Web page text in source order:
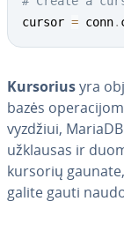
cursor = conn.
Kursoriusyra
bazės
vyz­džiui,
užklausas ir
kursorių
galite gauti